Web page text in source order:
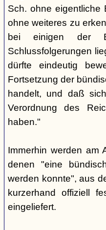
Sch. ohne eigentliche
ohne weiteres zu
bei einigen der
Schlussfolgerungen
dürfte eindeutig
Fortsetzung der
handelt, und daß
Verordnung des
haben."
Immerhin werden am
denen "eine
werden konnte", aus
kurzerhand offiziell
eingeliefert.